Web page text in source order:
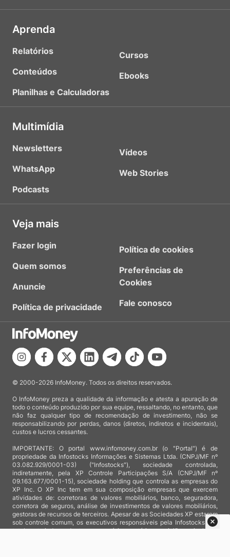
Aprenda
Relatórios
Conteúdos
Planilhas e Calculadoras
Cursos
Ebooks
Multimídia
Newsletters
WhatsApp
Podcasts
Vídeos
Web Stories
Veja mais
Fazer login
Quem somos
Anuncie
Política de privacidade
Política de cookies
Preferências de
Cookies
Fale conosco
© 2000-2026 InfoMoney. Todos os direitos reservados.
O InfoMoney preza a qualidade da informação e atesta a apuração de
todo o conteúdo produzido por sua equipe, ressaltando, no entanto, que
não faz qualquer tipo de recomendação de investimento, não se
responsabilizando por perdas, danos (diretos, indiretos e incidentais),
custos e lucros cessantes.
IMPORTANTE: O portal www.infomoney.com.br (o "Portal") é de
propriedade da Infostocks Informações e Sistemas Ltda. (CNPJ/MF nº
03.082.929/0001-03) ("Infostocks"), sociedade controlada,
indiretamente, pela XP Controle Participações S/A (CNPJ/MF nº
09.163.677/0001-15), sociedade holding que controla as empresas do
XP Inc. O XP Inc tem em sua composição empresas que exercem
atividades de: corretoras de valores mobiliários, banco, seguradora,
corretora de seguros, análise de investimentos de valores mobiliários,
gestoras de recursos de terceiros. Apesar de as Sociedades XP estarem
sob controle comum, os executivos responsáveis pela Infostocks são
totalmente independentes e as notícias, matérias e opiniões veiculadas